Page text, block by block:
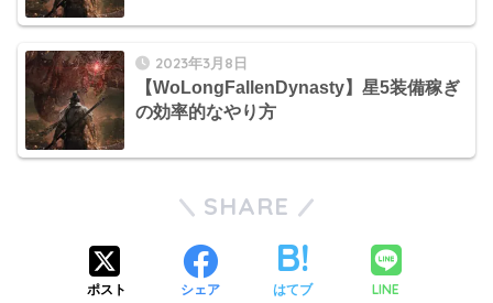
2023年3月8日
【WoLongFallenDynasty】星5装備稼ぎ
の効率的なやり方
SHARE
ポスト シェア はてブ LINE